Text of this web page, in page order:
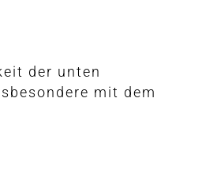
der unten
mit dem